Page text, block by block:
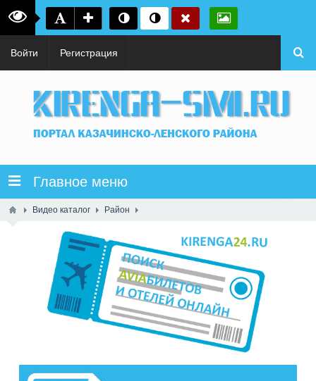
Войти Регистрация
Главное меню
Видео каталог Район